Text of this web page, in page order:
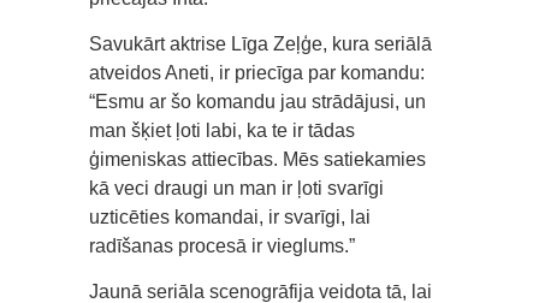
Savukārt aktrise Līga Zeļģe, kura seriālā
atveidos Aneti, ir priecīga par komandu:
“Esmu ar šo komandu jau strādājusi, un
man šķiet ļoti labi, ka te ir tādas
ģimeniskas attiecības. Mēs satiekamies
kā veci draugi un man ir ļoti svarīgi
uzticēties komandai, ir svarīgi, lai
radīšanas procesā ir vieglums.”
Jaunā seriāla scenogrāfija veidota tā, lai